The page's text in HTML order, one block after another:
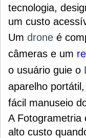
tecnologia,
um custo
Um drone é
câmeras e um
o usuário guie o
aparelho
fácil manuseio
A Fotogrametria
alto custo